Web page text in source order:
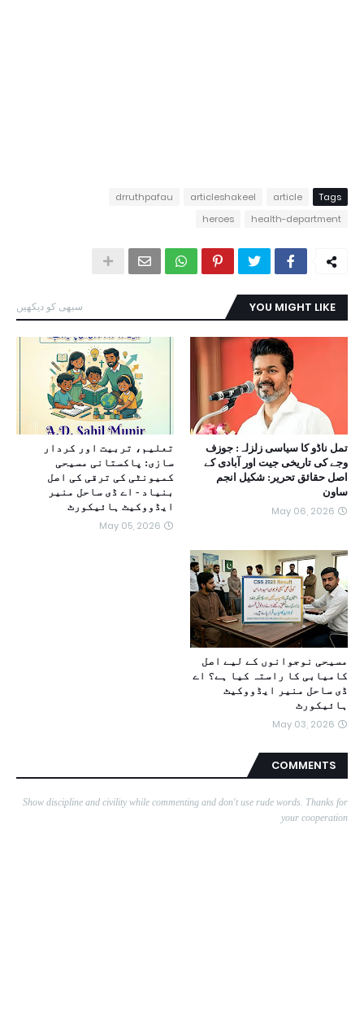
Tags
article
articleshakeel
drruthpafau
health-department
heroes
YOU MIGHT LIKE سبھی کو دیکھیں
تمل ناڈو کا سیاسی زلزلہ: جوزف
وجے کی تاریخی جیت اور آبادی کے
اصل حقائق تحریر: شکیل انجم
ساون
May 06, 2026
تعلیم، تربیت اور کردار
سازی: پاکستانی مسیحی
کمیونٹی کی ترقی کی اصل
بنیاد - اے ڈی ساحل منیر
ایڈووکیٹ ہائیکورٹ
May 05, 2026
مسیحی نوجوانوں کے لیے اصل
کامیابی کا راستہ کیا ہے؟ اے
ڈی ساحل منیر ایڈووکیٹ
ہائیکورٹ
May 03, 2026
COMMENTS
Show discipline and civility while commenting and don't use rude words. Thanks for
your cooperation